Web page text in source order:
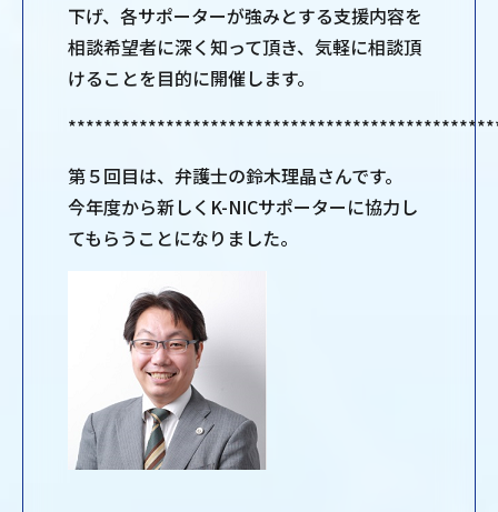
下げ、各サポーターが強みとする支援内容を
相談希望者に深く知って頂き、気軽に相談頂
けることを目的に開催します。
第５回目は、弁護士の鈴木理晶さんです。
今年度から新しくK-NICサポーターに協力し
てもらうことになりました。